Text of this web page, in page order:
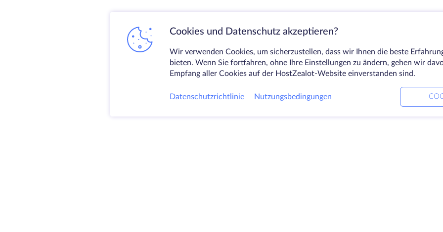
Cookies und Datenschutz akzeptieren?
Wir verwenden Cookies, um sicherzustellen, dass wir Ihnen die beste
bieten. Wenn Sie fortfahren, ohne Ihre Einstellungen zu ändern, gehen wir
Empfang aller Cookies auf der HostZealot-Website einverstanden sind.
Datenschutzrichtlinie Nutzungsbedingungen